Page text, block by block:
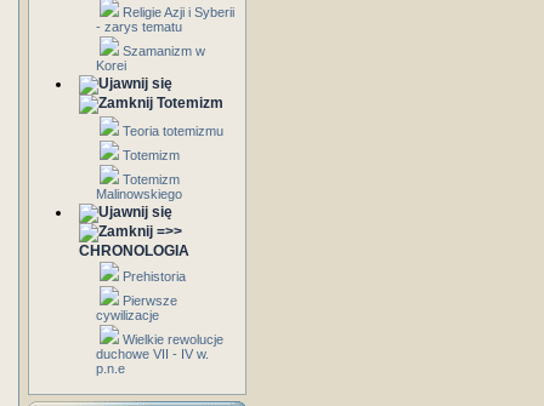
Religie Azji i Syberii
- zarys tematu
Szamanizm w
Korei
Totemizm
Teoria totemizmu
Totemizm
Totemizm
Malinowskiego
=>>
CHRONOLOGIA
Prehistoria
Pierwsze
cywilizacje
Wielkie rewolucje
duchowe VII - IV w.
p.n.e